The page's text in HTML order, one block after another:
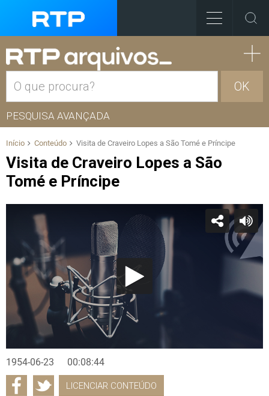
OK
PESQUISA AVANÇADA
Início Conteúdo Visita de Craveiro Lopes a São Tomé e Príncipe
Visita de Craveiro Lopes a São
Tomé e Príncipe
1954-06-23 00:08:44
LICENCIAR CONTEÚDO